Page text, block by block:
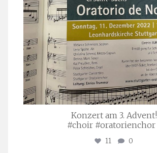
Konzert am 3. Advent!
#choir #oratorienchor
11 0